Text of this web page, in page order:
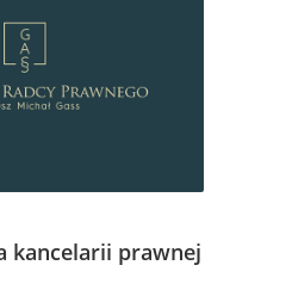
kancelarii prawnej